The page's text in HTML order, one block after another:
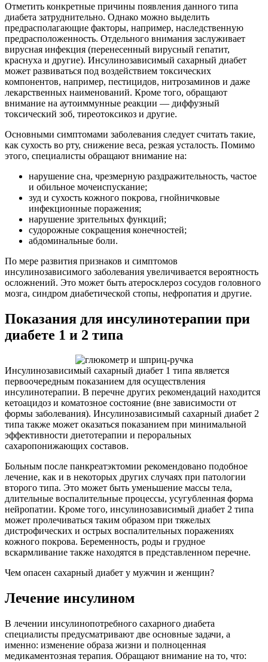
Отметить конкретные причины появления данного типа
диабета затруднительно. Однако можно выделить
предрасполагающие факторы, например, наследственную
предрасположенность. Отдельного внимания заслуживает
вирусная инфекция (перенесенный вирусный гепатит,
краснуха и другие). Инсулинозависимый сахарный диабет
может развиваться под воздействием токсических
компонентов, например, пестицидов, нитрозаминов и даже
лекарственных наименований. Кроме того, обращают
внимание на аутоиммунные реакции — диффузный
токсический зоб, тиреотоксикоз и другие.
Основными симптомами заболевания следует считать такие,
как сухость во рту, снижение веса, резкая усталость. Помимо
этого, специалисты обращают внимание на:
нарушение сна, чрезмерную раздражительность, частое
и обильное мочеиспускание;
зуд и сухость кожного покрова, гнойничковые
инфекционные поражения;
нарушение зрительных функций;
судорожные сокращения конечностей;
абдоминальные боли.
По мере развития признаков и симптомов
инсулинозависимого заболевания увеличивается вероятность
осложнений. Это может быть атеросклероз сосудов головного
мозга, синдром диабетической стопы, нефропатия и другие.
Показания для инсулинотерапии при
диабете 1 и 2 типа
Инсулинозависимый сахарный диабет 1 типа является
первоочередным показанием для осуществления
инсулинотерапии. В перечне других рекомендаций находится
кетоацидоз и коматозное состояние (вне зависимости от
формы заболевания). Инсулинозависимый сахарный диабет 2
типа также может оказаться показанием при минимальной
эффективности диетотерапии и пероральных
сахаропонижающих составов.
Больным после панкреатэктомии рекомендовано подобное
лечение, как и в некоторых других случаях при патологии
второго типа. Это может быть уменьшение массы тела,
длительные воспалительные процессы, усугубленная форма
нейропатии. Кроме того, инсулинозависимый диабет 2 типа
может пролечиваться таким образом при тяжелых
дистрофических и острых воспалительных поражениях
кожного покрова. Беременность, роды и грудное
вскармливание также находятся в представленном перечне.
Чем опасен сахарный диабет у мужчин и женщин?
Лечение инсулином
В лечении инсулинопотребного сахарного диабета
специалисты предусматривают две основные задачи, а
именно: изменение образа жизни и полноценная
медикаментозная терапия. Обращают внимание на то, что: